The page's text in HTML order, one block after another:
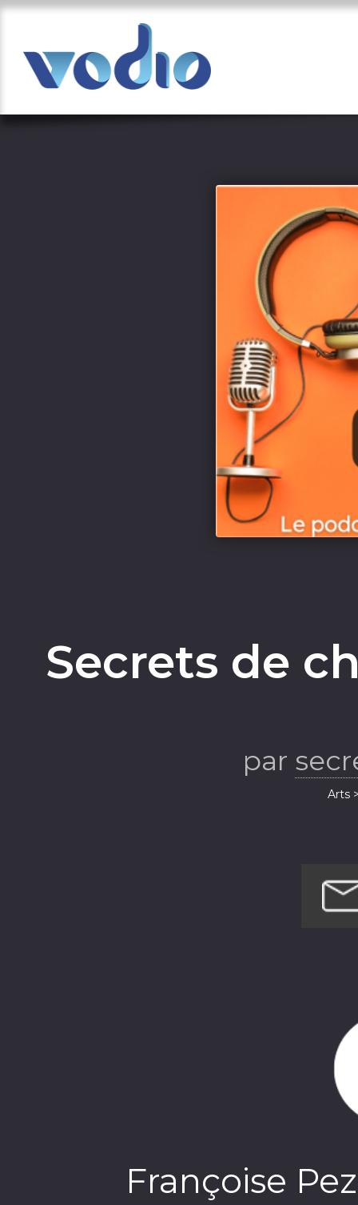
Secrets de
Parcours
par
Arts
Françoise